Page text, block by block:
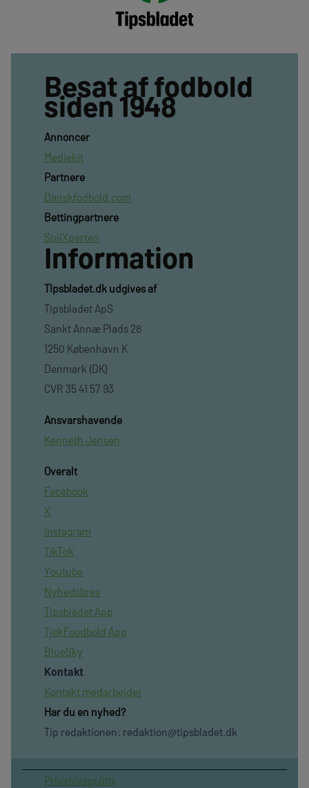
Besat af fodbold
siden 1948
Annoncer
Mediekit
Partnere
Danskfodbold.com
Bettingpartnere
SpilXperten
Information
TIpsbladet.dk udgives af
Tipsbladet ApS
Sankt Annæ Plads 28
1250 København K
Denmark (DK)
CVR 35 41 57 93
Ansvarshavende
Kenneth Jensen
Overalt
Facebook
X
Instagram
TikTok
Youtube
Nyhedsbrev
Tipsbladet App
TjekFoodbold App
BlueSky
Kontakt
Kontakt medarbejder
Har du en nyhed?
Tip redaktionen: redaktion@tipsbladet.dk
Privatilvspolitik